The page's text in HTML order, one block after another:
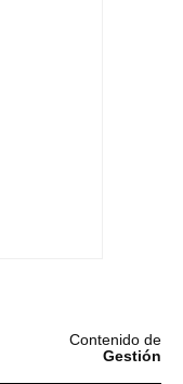
Contenido de
Gestión